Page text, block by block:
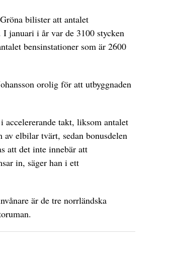
bilister att antalet
januari i år var de 3100 stycken
bensinstationer som är 2600
orolig för att utbyggnaden
accelererande takt, liksom antalet
elbilar tvärt, sedan bonusdelen
att det inte innebär att
in, säger han i ett
är de tre norrländska